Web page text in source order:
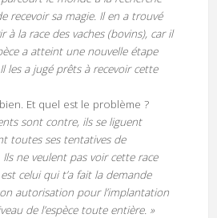
recevoir sa magie. Il en a trouvé
à la race des vaches (bovins), car il
a atteint une nouvelle étape
les a jugé prêts à recevoir cette
Et quel est le problème ?
sont contre, ils se liguent
toutes ses tentatives de
ne veulent pas voir cette race
celui qui t’a fait la demande
autorisation pour l’implantation
de l’espèce toute entière. »